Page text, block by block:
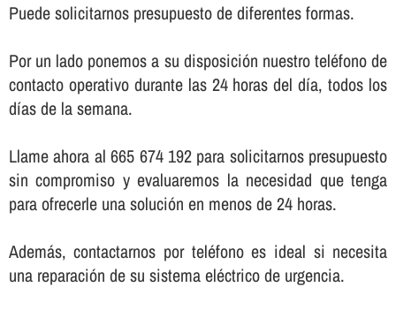
Puede solicitarnos presupuesto de diferentes formas.
Por un lado ponemos a su disposición nuestro teléfono de
contacto operativo durante las 24 horas del dí­a, todos los
dí­as de la semana.
Llame ahora al 665 674 192 para solicitarnos presupuesto
sin compromiso y evaluaremos la necesidad que tenga
para ofrecerle una solución en menos de 24 horas.
Además, contactarnos por teléfono es ideal si necesita
una reparación de su sistema eléctrico de urgencia.